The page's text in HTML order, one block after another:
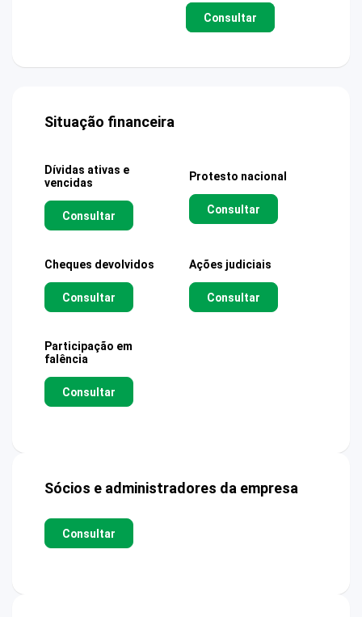
Consultar
Situação financeira
Dívidas ativas e
vencidas
Consultar
Protesto nacional
Consultar
Cheques devolvidos
Consultar
Ações judiciais
Consultar
Participação em
falência
Consultar
Sócios e administradores da empresa
Consultar